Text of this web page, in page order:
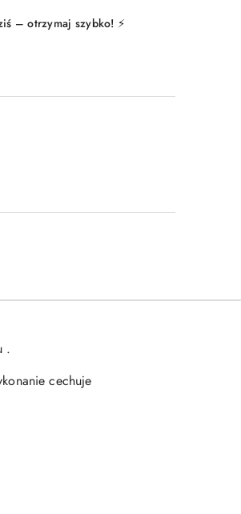
– otrzymaj szybko! ⚡
.
cechuje